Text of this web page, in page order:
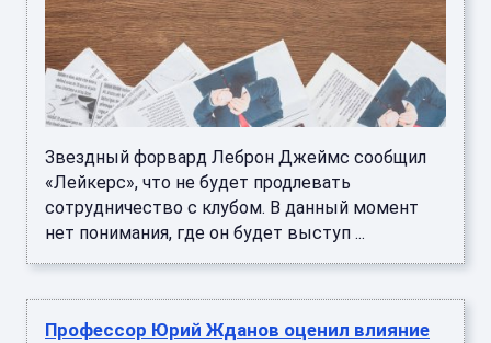
Звездный форвард Леброн Джеймс сообщил
«Лейкерс», что не будет продлевать
сотрудничество с клубом. В данный момент
нет понимания, где он будет выступ ...
Профессор Юрий Жданов оценил влияние